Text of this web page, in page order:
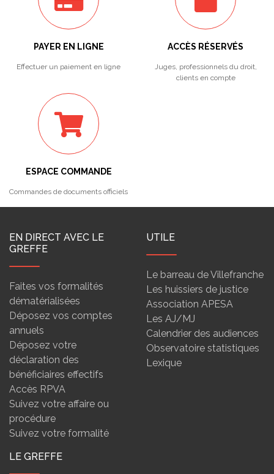
PAYER EN LIGNE
Effectuer un paiement en ligne
ACCÈS RÉSERVÉS
Juges, professionnels du droit,
clients en compte
ESPACE COMMANDE
Commandes de documents officiels
EN DIRECT AVEC LE
GREFFE
Faites vos formalités
dématérialisées
Déposez vos comptes
annuels
Déposez votre
déclaration des
bénéficiaires effectifs
Accès RPVA
Suivez votre affaire ou
procédure
Suivez votre formalité
UTILE
Le barreau de Villefranche
Les huissiers de justice
Association APESA
Les AJ/MJ
Calendrier des audiences
Observatoire statistiques
Lexique
LE GREFFE